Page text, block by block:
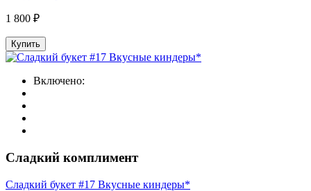
1 800 ₽
Купить
Включено:
Сладкий комплимент
Сладкий букет #17 Вкусные киндеры*